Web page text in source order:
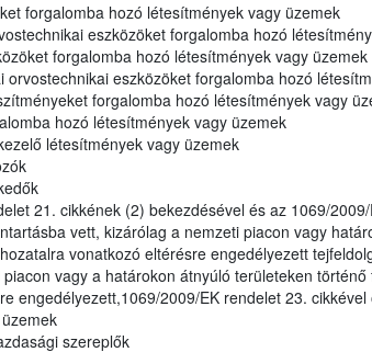
forgalomba hozó létesítmények vagy üzemek
eszközöket forgalomba hozó
forgalomba hozó létesítmények vagy üzemek
orvostechnikai eszközöket forgalomba hozó
forgalomba hozó létesítmények vagy
hozó létesítmények vagy üzemek
létesítmények vagy üzemek
21. cikkének (2) bekezdésével és az 1069/
vett, kizárólag a nemzeti piacon vagy
vonatkozó eltérésre engedélyezett
vagy a határokon átnyúló területeken
engedélyezett,1069/2009/EK rendelet 23. cikkével
szereplők